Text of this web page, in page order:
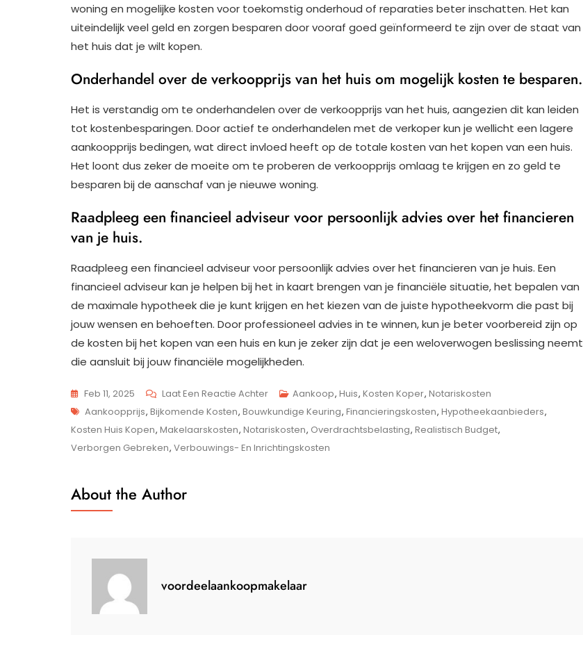
woning en mogelijke kosten voor toekomstig onderhoud of reparaties beter inschatten. Het kan
uiteindelijk veel geld en zorgen besparen door vooraf goed geïnformeerd te zijn over de staat van
het huis dat je wilt kopen.
Onderhandel over de verkoopprijs van het huis om mogelijk kosten te besparen.
Het is verstandig om te onderhandelen over de verkoopprijs van het huis, aangezien dit kan leiden
tot kostenbesparingen. Door actief te onderhandelen met de verkoper kun je wellicht een lagere
aankoopprijs bedingen, wat direct invloed heeft op de totale kosten van het kopen van een huis.
Het loont dus zeker de moeite om te proberen de verkoopprijs omlaag te krijgen en zo geld te
besparen bij de aanschaf van je nieuwe woning.
Raadpleeg een financieel adviseur voor persoonlijk advies over het financieren
van je huis.
Raadpleeg een financieel adviseur voor persoonlijk advies over het financieren van je huis. Een
financieel adviseur kan je helpen bij het in kaart brengen van je financiële situatie, het bepalen van
de maximale hypotheek die je kunt krijgen en het kiezen van de juiste hypotheekvorm die past bij
jouw wensen en behoeften. Door professioneel advies in te winnen, kun je beter voorbereid zijn op
de kosten bij het kopen van een huis en kun je zeker zijn dat je een weloverwogen beslissing neemt
die aansluit bij jouw financiële mogelijkheden.
Feb 11, 2025 Laat Een Reactie AchterOp
Belangrijke
Kosten
Bij
Aankoop, Huis, Kosten Koper, Notariskosten
Tags
Aankoopprijs, Bijkomende Kosten, Bouwkundige Keuring, Financieringskosten, Hypotheekaanbieders,
Kosten Huis Kopen, Makelaarskosten, Notariskosten, Overdrachtsbelasting, Realistisch Budget,
Verborgen Gebreken, Verbouwings- En Inrichtingskosten
About the Author
voordeelaankoopmakelaar